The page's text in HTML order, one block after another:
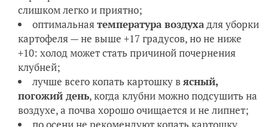
слишком легко и приятно;
оптимальнаятемпература воздухадля уборки
картофеля — не выше +17 градусов, но не ниже
+10: холод может стать причиной почернения
клубней;
лучше всего копать картошку вясный,
погожий день, когда клубни можно подсушить на
воздухе, а почва хорошо очищается и не липнет;